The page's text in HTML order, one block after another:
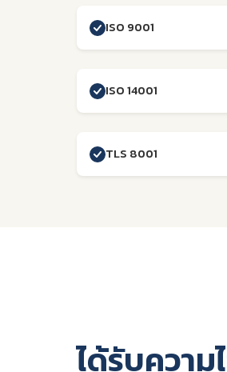
ISO 9001
ISO 14001
TLS 8001
ได้รับความ